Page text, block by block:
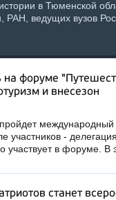
в Тюменской
РАН, ведущих вузов
на форуме
и внесезон
международный
участников -
участвует в форуме. В
станет